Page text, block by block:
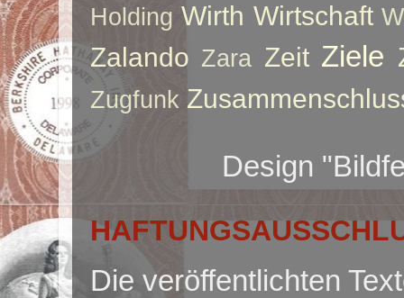
Holding Wirth Wirtschaft
Zalando Zara Zeit Ziele
Zugfunk
Design
Die veröffentlichten